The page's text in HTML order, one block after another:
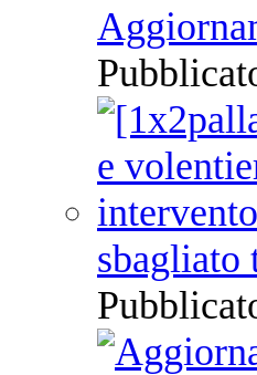
sbagliato